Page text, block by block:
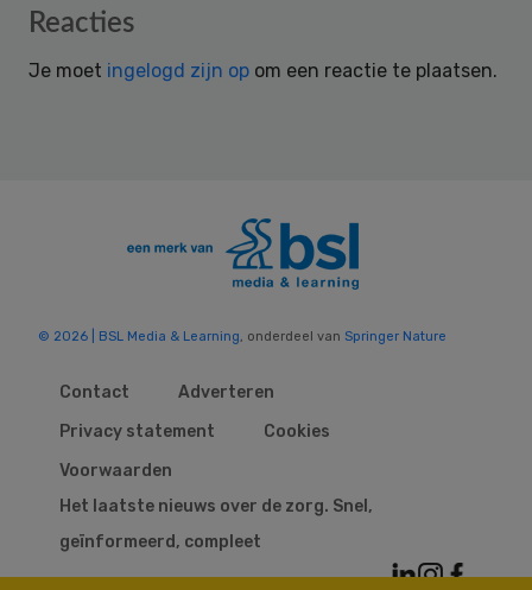
Reader
Reacties
Je moet ingelogd zijn op om een reactie te plaatsen.
© 2026 | BSL Media & Learning, onderdeel van Springer Nature
Contact
Adverteren
Privacy statement
Cookies
Voorwaarden
Het laatste nieuws over de zorg. Snel,
geïnformeerd, compleet